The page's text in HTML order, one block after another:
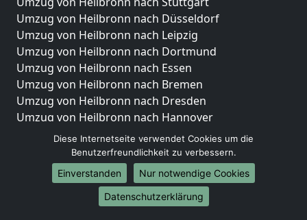
Umzug von Heilbronn nach Düsseldorf
Umzug von Heilbronn nach Leipzig
Umzug von Heilbronn nach Dortmund
Umzug von Heilbronn nach Essen
Umzug von Heilbronn nach Bremen
Umzug von Heilbronn nach Dresden
Umzug von Heilbronn nach Hannover
Umzug von Heilbronn nach Nürnberg
Umzug von Heilbronn nach Duisburg
Umzug von Heilbronn nach Bochum
Umzug von Heilbronn nach Wuppertal
Umzug von Heilbronn nach Bielefeld
Diese Internetseite verwendet Cookies um die
Benutzerfreundlichkeit zu verbessern.
Einverstanden
Nur notwendige Cookies
Datenschutzerklärung